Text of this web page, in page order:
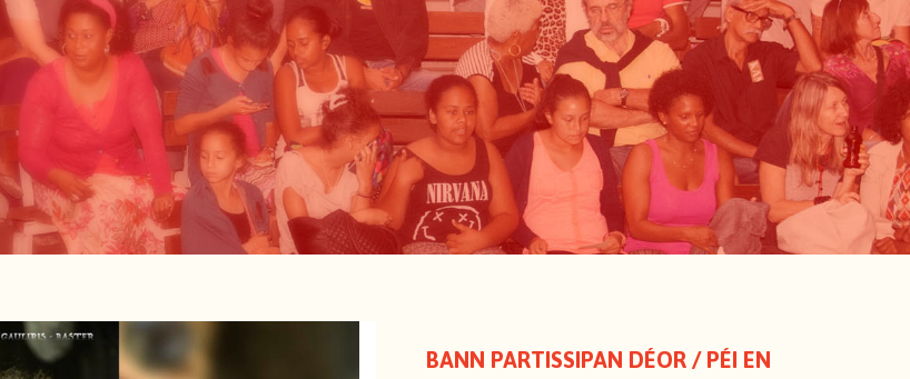
BANN PARTISSIPAN DÉOR / PÉI EN